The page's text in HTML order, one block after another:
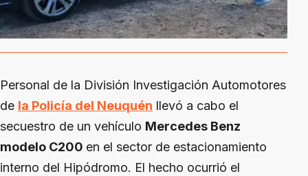
Personal de la División Investigación Automotores
de la Policía del Neuquén llevó a cabo el
secuestro de un vehículo Mercedes Benz
modelo C200 en el sector de estacionamiento
interno del Hipódromo. El hecho ocurrió el